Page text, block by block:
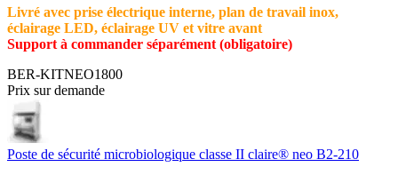
Livré avec prise électrique interne, plan de travail inox,
éclairage LED, éclairage UV et vitre avant
Support à commander séparément (obligatoire)
BER-KITNEO1800
Prix sur demande
Poste de sécurité microbiologique classe II claire® neo B2-210